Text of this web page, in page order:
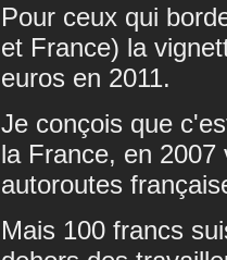
Pour ceux qui
et France) la
euros en 2011.
Je conçois que
la France, en
autoroutes
Mais 100 francs